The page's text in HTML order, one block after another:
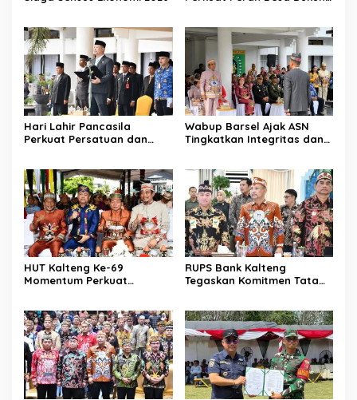
Hari Lahir Pancasila
Perkuat Persatuan dan
Wabup Barsel Ajak ASN
Tingkatkan Integritas dan
HUT Kalteng Ke-69
Momentum Perkuat
RUPS Bank Kalteng
Tegaskan Komitmen Tata